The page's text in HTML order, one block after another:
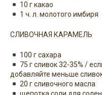
10 г какао
1 ч. л. молотого имбиря
СЛИВОЧНАЯ КАРАМЕЛЬ
100 г сахара
75 г сливок 32-35% /
добавляйте меньше
20 г сливочного масла